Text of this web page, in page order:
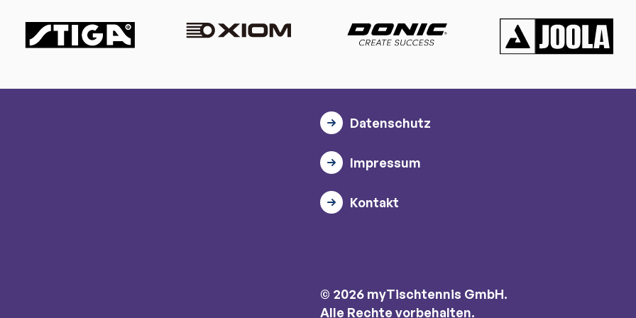
Datenschutz
Impressum
Kontakt
© 2026 myTischtennis GmbH.
Alle Rechte vorbehalten.